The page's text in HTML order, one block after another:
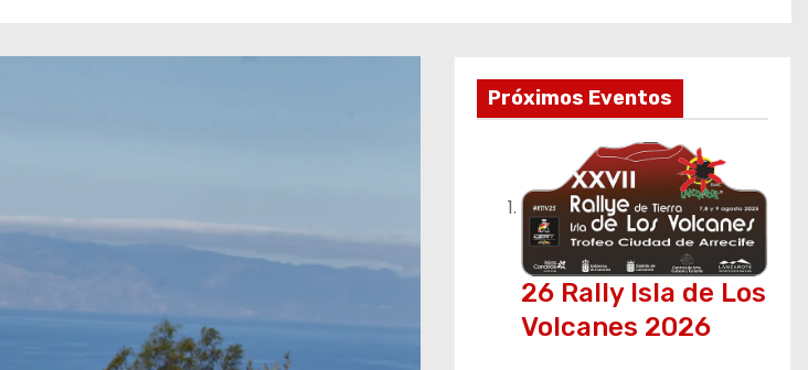
Próximos Eventos
26 Rally Isla de Los
Volcanes 2026